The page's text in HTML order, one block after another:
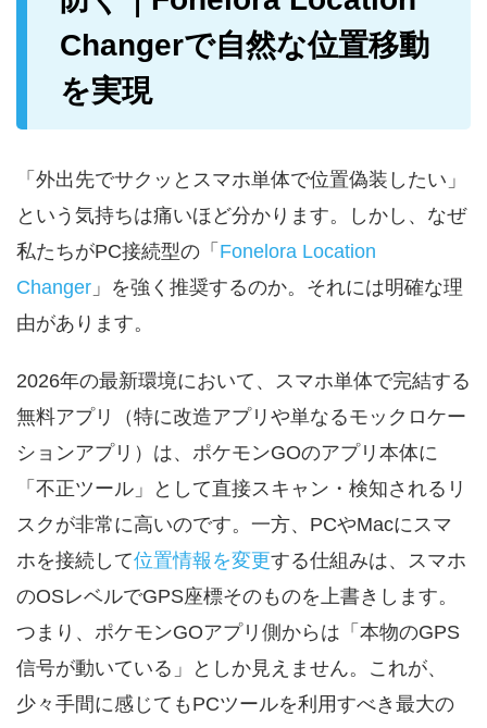
Changerで自然な位置移動
を実現
「外出先でサクッとスマホ単体で位置偽装したい」
という気持ちは痛いほど分かります。しかし、なぜ
私たちがPC接続型の「 Fonelora Location
Changer 」を強く推奨するのか。それには明確な理
由があります。
2026年の最新環境において、スマホ単体で完結する
無料アプリ（特に改造アプリや単なるモックロケー
ションアプリ）は、ポケモンGOのアプリ本体に
「不正ツール」として直接スキャン・検知されるリ
スクが非常に高いのです。一方、PCやMacにスマ
ホを接続して位置情報を変更する仕組みは、スマホ
のOSレベルでGPS座標そのものを上書きします。
つまり、ポケモンGOアプリ側からは「本物のGPS
信号が動いている」としか見えません。これが、
少々手間に感じてもPCツールを利用すべき最大の